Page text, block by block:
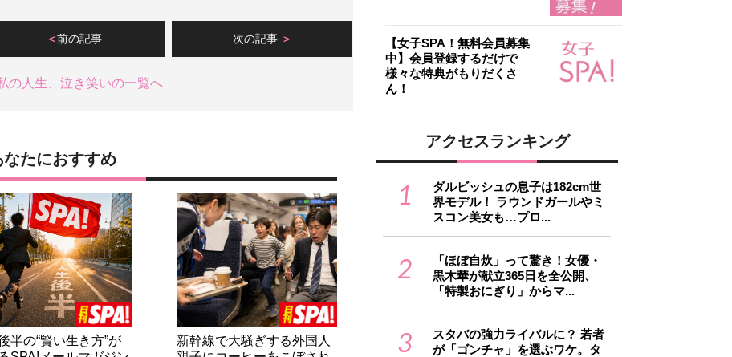
前の記事 次の記事
の人生、泣き笑いの一覧へ
なたにおすすめ
半の“賢い生き方”が
新幹線で大騒ぎする外国人
【女子SPA！無料会員募集
中】会員登録するだけで
様々な特典がもりだくさ
ん！
アクセスランキング
1
ダルビッシュの息子は182cm世
界モデル！ ラウンドガールやミ
スコン美女も…プロ...
2
「ほぼ自炊」って驚き！女優・
黒木華が献立365日を全公開、
「特製おにぎり」からマ...
3
スタバの強力ライバルに？ 若者
が「ゴンチャ」を選ぶワケ。タ